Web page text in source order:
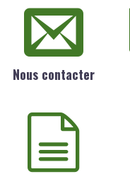
Nous contacter